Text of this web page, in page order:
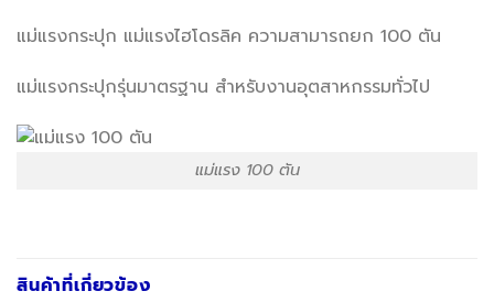
แม่แรงกระปุก แม่แรงไฮโดรลิค ความสามารถยก 100 ตัน
แม่แรงกระปุกรุ่นมาตรฐาน สำหรับงานอุตสาหกรรมทั่วไป
แม่แรง 100 ตัน
สินค้าที่เกี่ยวข้อง